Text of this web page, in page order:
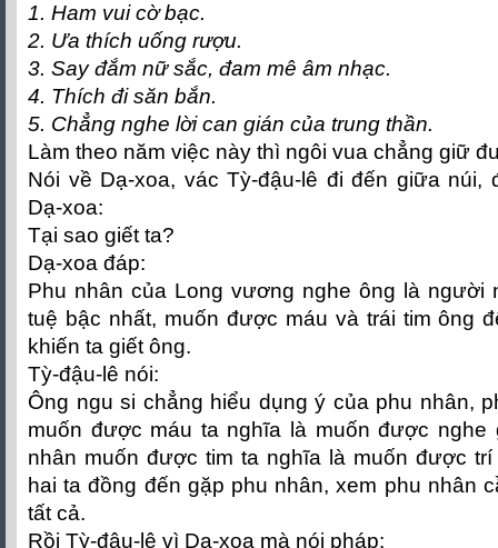
1. Ham vui cờ bạc.
2. Ưa thích uống rượu.
3. Say đắm nữ sắc, đam mê âm nhạc.
4. Thích đi săn bắn.
5. Chẳng nghe lời can gián của trung thần.
Làm theo năm việc này thì ngôi vua chẳng giữ
Nói về Dạ-xoa, vác Tỳ-đậu-lê đi đến giữa núi,
Dạ-xoa:
Tại sao giết ta?
Dạ-xoa đáp:
Phu nhân của Long vương nghe ông là người
tuệ bậc nhất, muốn được máu và trái tim ông
khiến ta giết ông.
Tỳ-đậu-lê nói:
Ông ngu si chẳng hiểu dụng ý của phu nhân,
muốn được máu ta nghĩa là muốn được nghe
nhân muốn được tim ta nghĩa là muốn được
hai ta đồng đến gặp phu nhân, xem phu nhân
tất cả.
Rồi Tỳ-đậu-lê vì Dạ-xoa mà nói pháp: